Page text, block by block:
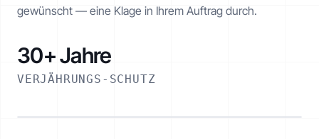
gewünscht — eine Klage in Ihrem Auftrag durch.
30+ Jahre
VERJÄHRUNGS-SCHUTZ